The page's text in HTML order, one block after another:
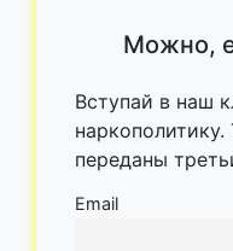
Можно,
Вступай в наш
переданы
Email